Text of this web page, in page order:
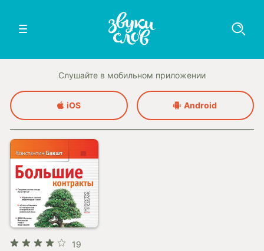
Слушайте в мобильном приложении
iOS Android
19